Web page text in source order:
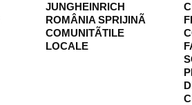
JUNGHEINRICH
ROMÂNIA SPRIJINÃ
COMUNITÃTILE
LOCALE